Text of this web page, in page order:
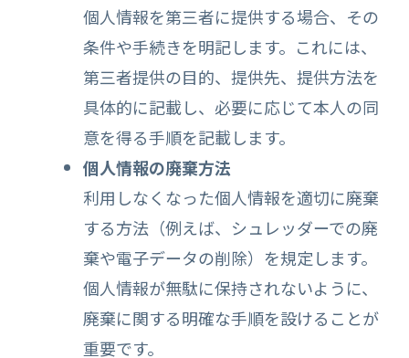
個人情報を第三者に提供する場合、その
条件や手続きを明記します。これには、
第三者提供の目的、提供先、提供方法を
具体的に記載し、必要に応じて本人の同
意を得る手順を記載します。
個人情報の廃棄方法
利用しなくなった個人情報を適切に廃棄
する方法（例えば、シュレッダーでの廃
棄や電子データの削除）を規定します。
個人情報が無駄に保持されないように、
廃棄に関する明確な手順を設けることが
重要です。